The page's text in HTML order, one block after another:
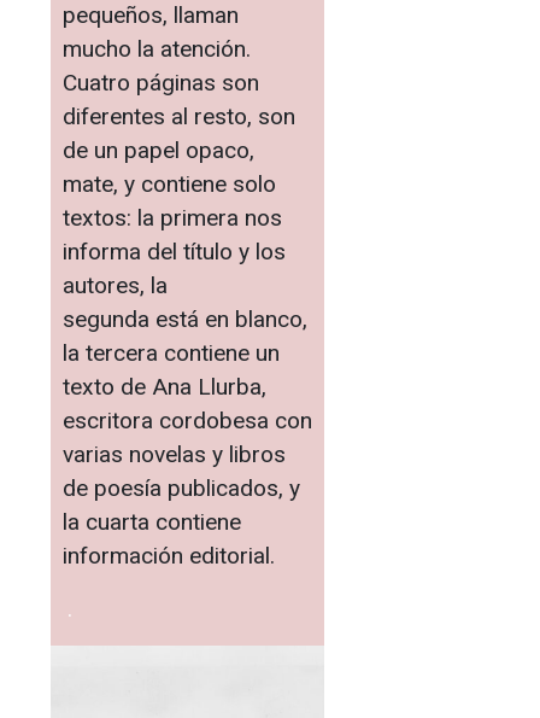
pequeños, llaman
mucho la atención.
Cuatro páginas son
diferentes al resto, son
de un papel opaco,
mate, y contiene solo
textos: la primera nos
informa del título y los
autores, la
segunda está en blanco,
la tercera contiene un
texto de Ana Llurba,
escritora cordobesa con
varias novelas y libros
de poesía publicados, y
la cuarta contiene
información editorial.
.